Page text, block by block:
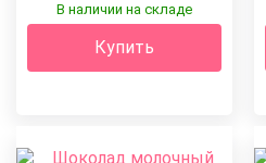
В наличии на складе
Купить